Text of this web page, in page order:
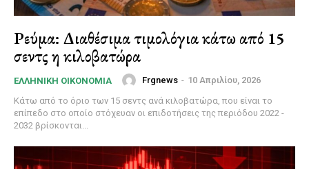
Ρεύμα: Διαθέσιμα τιμολόγια κάτω από 15
σεντς η κιλοβατώρα
ΕΛΛΗΝΙΚΉ ΟΙΚΟΝΟΜΊΑ Frgnews - 10 Απριλίου, 2026
Κάτω από το όριο των 15 σεντς ανά κιλοβατώρα, που είναι το
επίπεδο στο οποίο στόχευαν οι επιδοτήσεις της περιόδου 2022 -
2032 βρίσκονται...